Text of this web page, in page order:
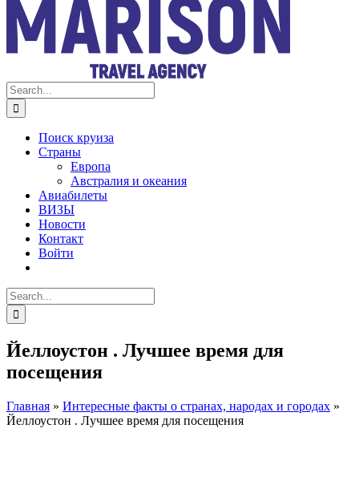
Search
for:
Поиск круиза
Страны
Европа
Австралия и океания
Авиабилеты
ВИЗЫ
Новости
Контакт
Войти
Search
for:
Йеллоустон . Лучшее время для
посещения
Главная » Интересные факты о странах, народах и городах »
Йеллоустон . Лучшее время для посещения